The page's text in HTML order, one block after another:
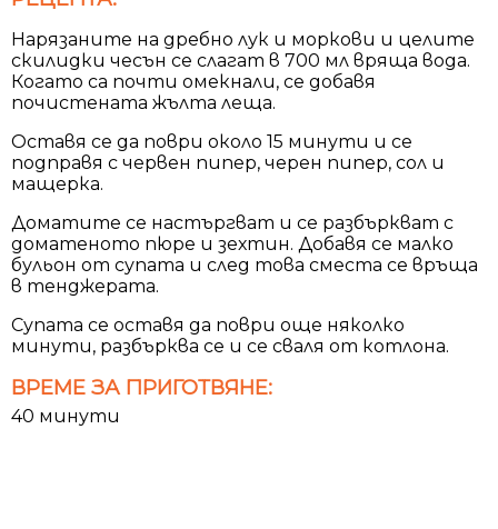
Нарязаните на дребно лук и моркови и целите
скилидки чесън се слагат в 700 мл вряща вода.
Когато са почти омекнали, се добавя
почистената жълта леща.
Оставя се да поври около 15 минути и се
подправя с червен пипер, черен пипер, сол и
мащерка.
Доматите се настъргват и се разбъркват с
доматеното пюре и зехтин. Добавя се малко
бульон от супата и след това сместа се връща
в тенджерата.
Супата се оставя да поври още няколко
минути, разбърква се и се сваля от котлона.
ВРЕМЕ ЗА ПРИГОТВЯНЕ:
40 минути